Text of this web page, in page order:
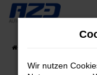
Zum
springen
Wir nutzen